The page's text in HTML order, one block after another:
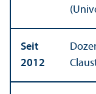
Seit
2012